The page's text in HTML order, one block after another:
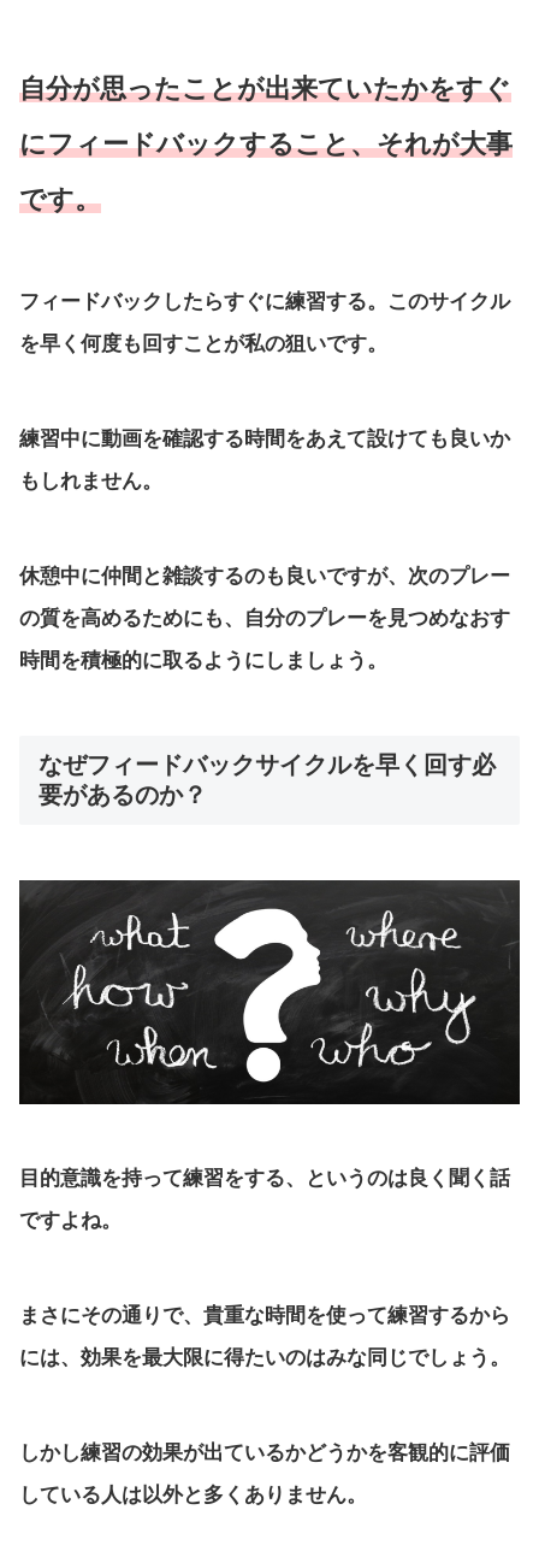
自分が思ったことが出来ていたかをすぐ
にフィードバックすること、それが大事
です。
フィードバックしたらすぐに練習する。このサイクル
を早く何度も回すことが私の狙いです。
練習中に動画を確認する時間をあえて設けても良いか
もしれません。
休憩中に仲間と雑談するのも良いですが、次のプレー
の質を高めるためにも、自分のプレーを見つめなおす
時間を積極的に取るようにしましょう。
なぜフィードバックサイクルを早く回す必
要があるのか？
目的意識を持って練習をする、というのは良く聞く話
ですよね。
まさにその通りで、貴重な時間を使って練習するから
には、効果を最大限に得たいのはみな同じでしょう。
しかし練習の効果が出ているかどうかを客観的に評価
している人は以外と多くありません。